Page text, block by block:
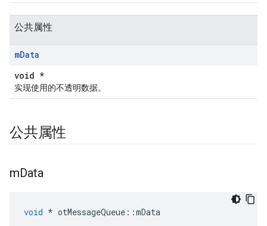
公共属性
mData
void *
实现使用的不透明数据。
公共属性
mData
void * otMessageQueue ::mData